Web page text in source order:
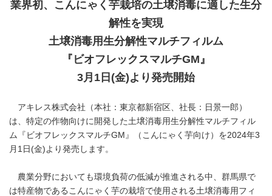
業界初、こんにゃく芋栽培の土壌消毒に適した生分
解性を実現
土壌消毒用生分解性マルチフィルム
『ビオフレックスマルチGM』
3月 1 日 (金)より発売開始
アキレス株式会社（本社：東京都新宿区、社長：日景一郎）
は、特定の作物向けに開発した土壌消毒用生分解性マルチフィル
ム『ビオフレックスマルチGM』（こんにゃく芋向け）を2024年3
月1日(金)より発売します。
農業分野においても環境負荷の低減が推進される中、群馬県で
は特産物であるこんにゃく芋の栽培で使用される土壌消毒用フィ